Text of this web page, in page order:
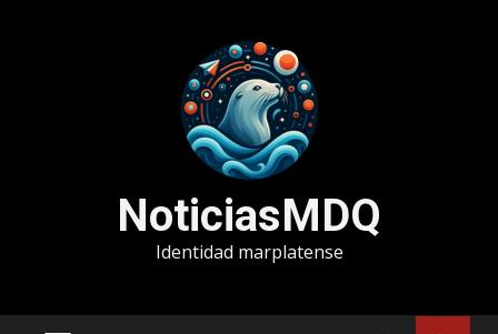
NoticiasMDQ
Identidad marplatense